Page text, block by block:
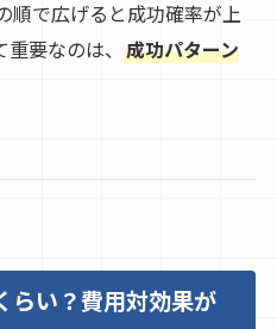
順で広げると成功確率が上
要なのは、 成功パターン
らい？費用対効果が